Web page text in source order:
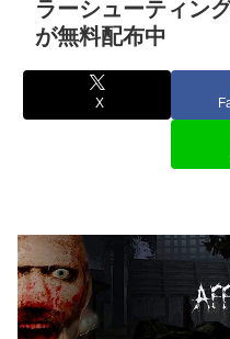
ラーシューティン
が無料配布中
X